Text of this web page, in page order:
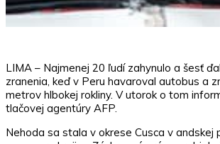
LIMA – Najmenej 20 ľudí zahynulo a šesť
zranenia, keď v Peru havaroval autobus a
metrov hlbokej rokliny. V utorok o tom
tlačovej agentúry AFP.
Nehoda sa stala v okrese Cusca v andskej